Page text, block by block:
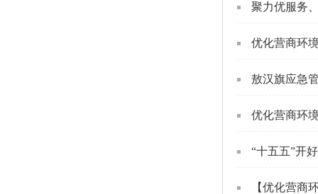
聚力优服务
优化营商环
敖汉旗应急
优化营商环
“十五五”开
【优化营商